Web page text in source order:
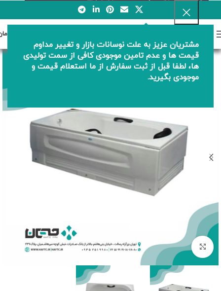
مشتریان عزیز به علت نوسانات بازار و تغییر مداوم
قیمت ها و عدم تامین موجودی کافی از سمت تولیدی
ها، لطفا قبل از ثبت سفارش از ما استعلام قیمت و
موجودی بگیرید.
برای بزرگنمایی کلیک کنید